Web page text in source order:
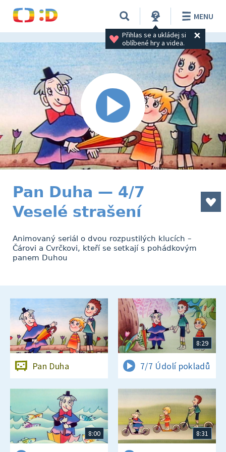
Přihlas se a ukládej si
oblíbené hry a videa.
MENU
Pan Duha — 4/7
Veselé strašení
Animovaný seriál o dvou rozpustilých klucích –
Čárovi a Cvrčkovi, kteří se setkají s pohádkovým
panem Duhou
Pan Duha
8:29
7/7 Údolí pokladů
8:00 8:31